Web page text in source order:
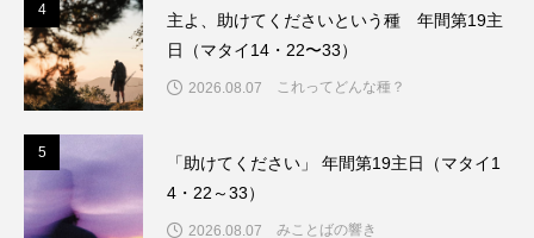
4
主よ、助けてくださいという種 年間第19主
日（マタイ14・22〜33）
2026.08.07 これってどんな種？
5
「助けてください」 年間第19主日（マタイ1
4・22～33）
2026.08.07 みことばの響き